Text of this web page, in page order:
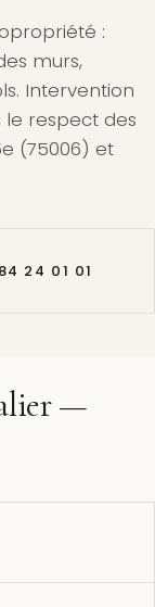
:
murs,
Intervention
respect des
(75006) et
24 01 01
—